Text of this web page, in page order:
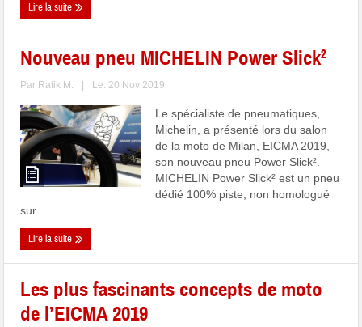
Lire la suite
Nouveau pneu MICHELIN Power Slick²
Par Rafik M. Le: 20 Nov 2019
Le spécialiste de pneumatiques,
Michelin, a présenté lors du salon
de la moto de Milan, EICMA 2019,
son nouveau pneu Power Slick².
MICHELIN Power Slick² est un pneu
dédié 100% piste, non homologué
sur ...
Lire la suite
Les plus fascinants concepts de moto
de l’EICMA 2019